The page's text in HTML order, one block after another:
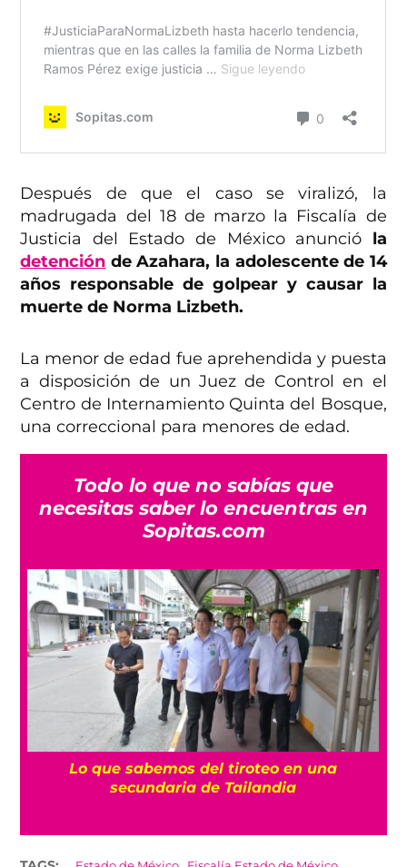
Después de que el caso se viralizó, la
madrugada del 18 de marzo la Fiscalía de
Justicia del Estado de México anunció la
detención de Azahara, la adolescente de 14
años responsable de golpear y causar la
muerte de Norma Lizbeth.
La menor de edad fue aprehendida y puesta
a disposición de un Juez de Control en el
Centro de Internamiento Quinta del Bosque,
una correccional para menores de edad.
Todo lo que no sabías que
necesitas saber lo encuentras en
Sopitas.com
Lo que sabemos del tiroteo en una
secundaria de Tailandia